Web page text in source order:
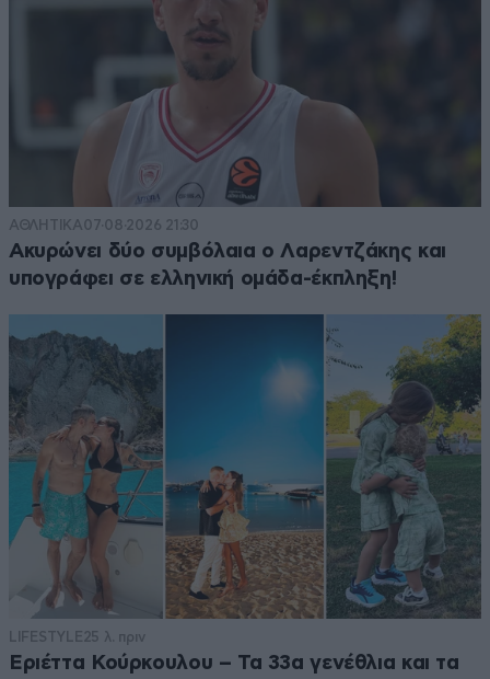
ΑΘΛΗΤΙΚΑ07·08·2026 21:30
Ακυρώνει δύο συμβόλαια ο Λαρεντζάκης και
υπογράφει σε ελληνική ομάδα-έκπληξη!
LIFESTYLE25 λ. πριν
Εριέττα Κούρκουλου – Τα 33α γενέθλια και τα